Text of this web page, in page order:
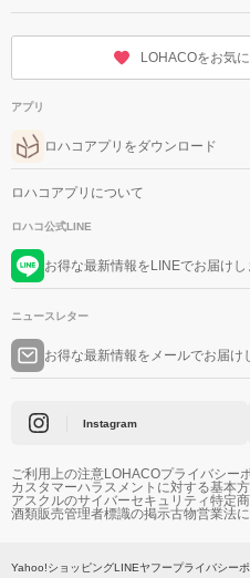
LOHACOをお気
アプリ
ロハコアプリをダウンロード
ロハコアプリについて
ロハコ公式LINE
お得な最新情報をLINEでお届けし
ニュースレター
お得な最新情報をメールでお届け
Instagram
ご利用上の注意LOHACOプライバシー
カスタマーハラスメントに対する基本
アスクルのサイバーセキュリティ特定
酒類販売管理者標識の掲示古物営業法
Yahoo!ショッピングLINEヤフープライバシー